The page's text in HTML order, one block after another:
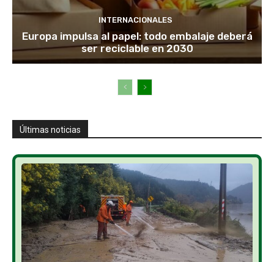
INTERNACIONALES
Europa impulsa al papel: todo embalaje deberá
ser reciclable en 2030
Últimas noticias